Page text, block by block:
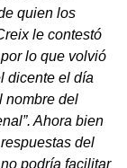
quien los
le contestó
lo que volvió
dicente el día
nombre del
Ahora bien
del
podría facilitar